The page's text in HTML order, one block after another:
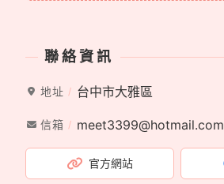
聯絡資訊
地址 台中市大雅區
信箱 meet3399@hotmail.com
官方網站